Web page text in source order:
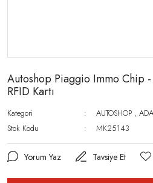
Autoshop Piaggio Immo Chip
RFID Kartı
Kategori AUTOSHOP ,
Stok Kodu
MK25143
Yorum Yaz Tavsiye Et